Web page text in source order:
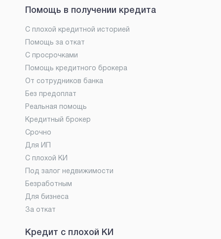
Помощь в получении кредита
С плохой кредитной историей
Помощь за откат
С просрочками
Помощь кредитного брокера
От сотрудников банка
Без предоплат
Реальная помощь
Кредитный брокер
Срочно
Для ИП
С плохой КИ
Под залог недвижимости
Безработным
Для бизнеса
За откат
Кредит с плохой КИ